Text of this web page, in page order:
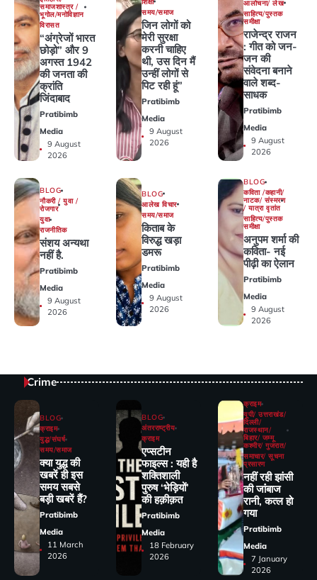
समाजशास्त्र /
भूगोल/मनोविज्ञान
विरासत
“अंग्रेजों भारत
छोड़ो” और 9
अगस्त 1942
की जनता की
क्रांति
जिंदाबाद
Pratibimb
Media
9 August
2026
समय/समाज
जिन लोगों को
मेरी सुरक्षा
करनी चाहिए
थी, उस दिन मैं
उन्हीं लोगों से
पिट रही हूं”
Pratibimb
Media
9 August
2026
आलोचना/ लेख
साहित्य/पुस्तक
समीक्षा
राजेन्द्र राजन
: गीत को जन-
जन की
संवेदना बनाने
वाले शब्द-
साधक
Pratibimb
Media
9 August
2026
BLOG
नौकरी / युवा /
रोजगार
युवा
राजनीतिक
संशय अन्यथा
नहीं है.
Pratibimb
Media
9 August
2026
BLOG
आलेख विचार
समय/समाज
किताब के
विरुद्ध खड़ा
डमरू
Pratibimb
Media
9 August
2026
BLOG
कविता /कहानी/
नाटक/ संस्मरण
/ यात्रा वृतांत
साहित्य/पुस्तक
समीक्षा
अनुपम शर्मा की
कविता- नई
पीढ़ी का ऐलान
Pratibimb
Media
9 August
2026
Crime
BLOG
क्राइम
युद्ध/संघर्ष
समय/समाज
क्या युद्ध की
खबरें ही इस
समय सबसे
बड़ी खबरें हैं?
Pratibimb
Media
11 March
2026
BLOG
अंतरराष्ट्रीय
क्राइम
एप्सटीन
फाइल्स : यही है
शक्तिशाली
पुरुष ‘भेड़ियों’
की हक़ीक़त
Pratibimb
Media
18 February
2026
क्राइम
यूपी/ उत्तराखंड/
दिल्ली/
राजस्थान/
बिहार/ जम्मू
कश्मीर/ गुजरात/
समाचार/ सूचना
प्रसारण
नहीं रही झांसी
की जांंबाज
रानी, कत्‍ल हो
गया
Pratibimb
Media
7 January
2026